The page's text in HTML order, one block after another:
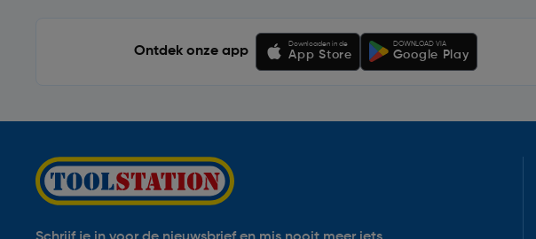
Ontdek onze app
Downloaden in de
App Store
DOWNLOAD VIA
Google Play